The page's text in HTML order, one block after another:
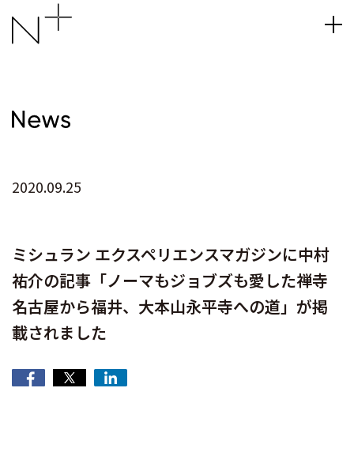
2020.09.25
ミシュラン エクスペリエンスマガジンに中村
祐介の記事「ノーマもジョブズも愛した禅寺
名古屋から福井、大本山永平寺への道」が掲
載されました